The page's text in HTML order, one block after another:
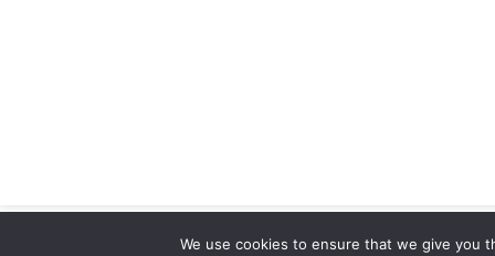
We use cookies to ensure that we give you